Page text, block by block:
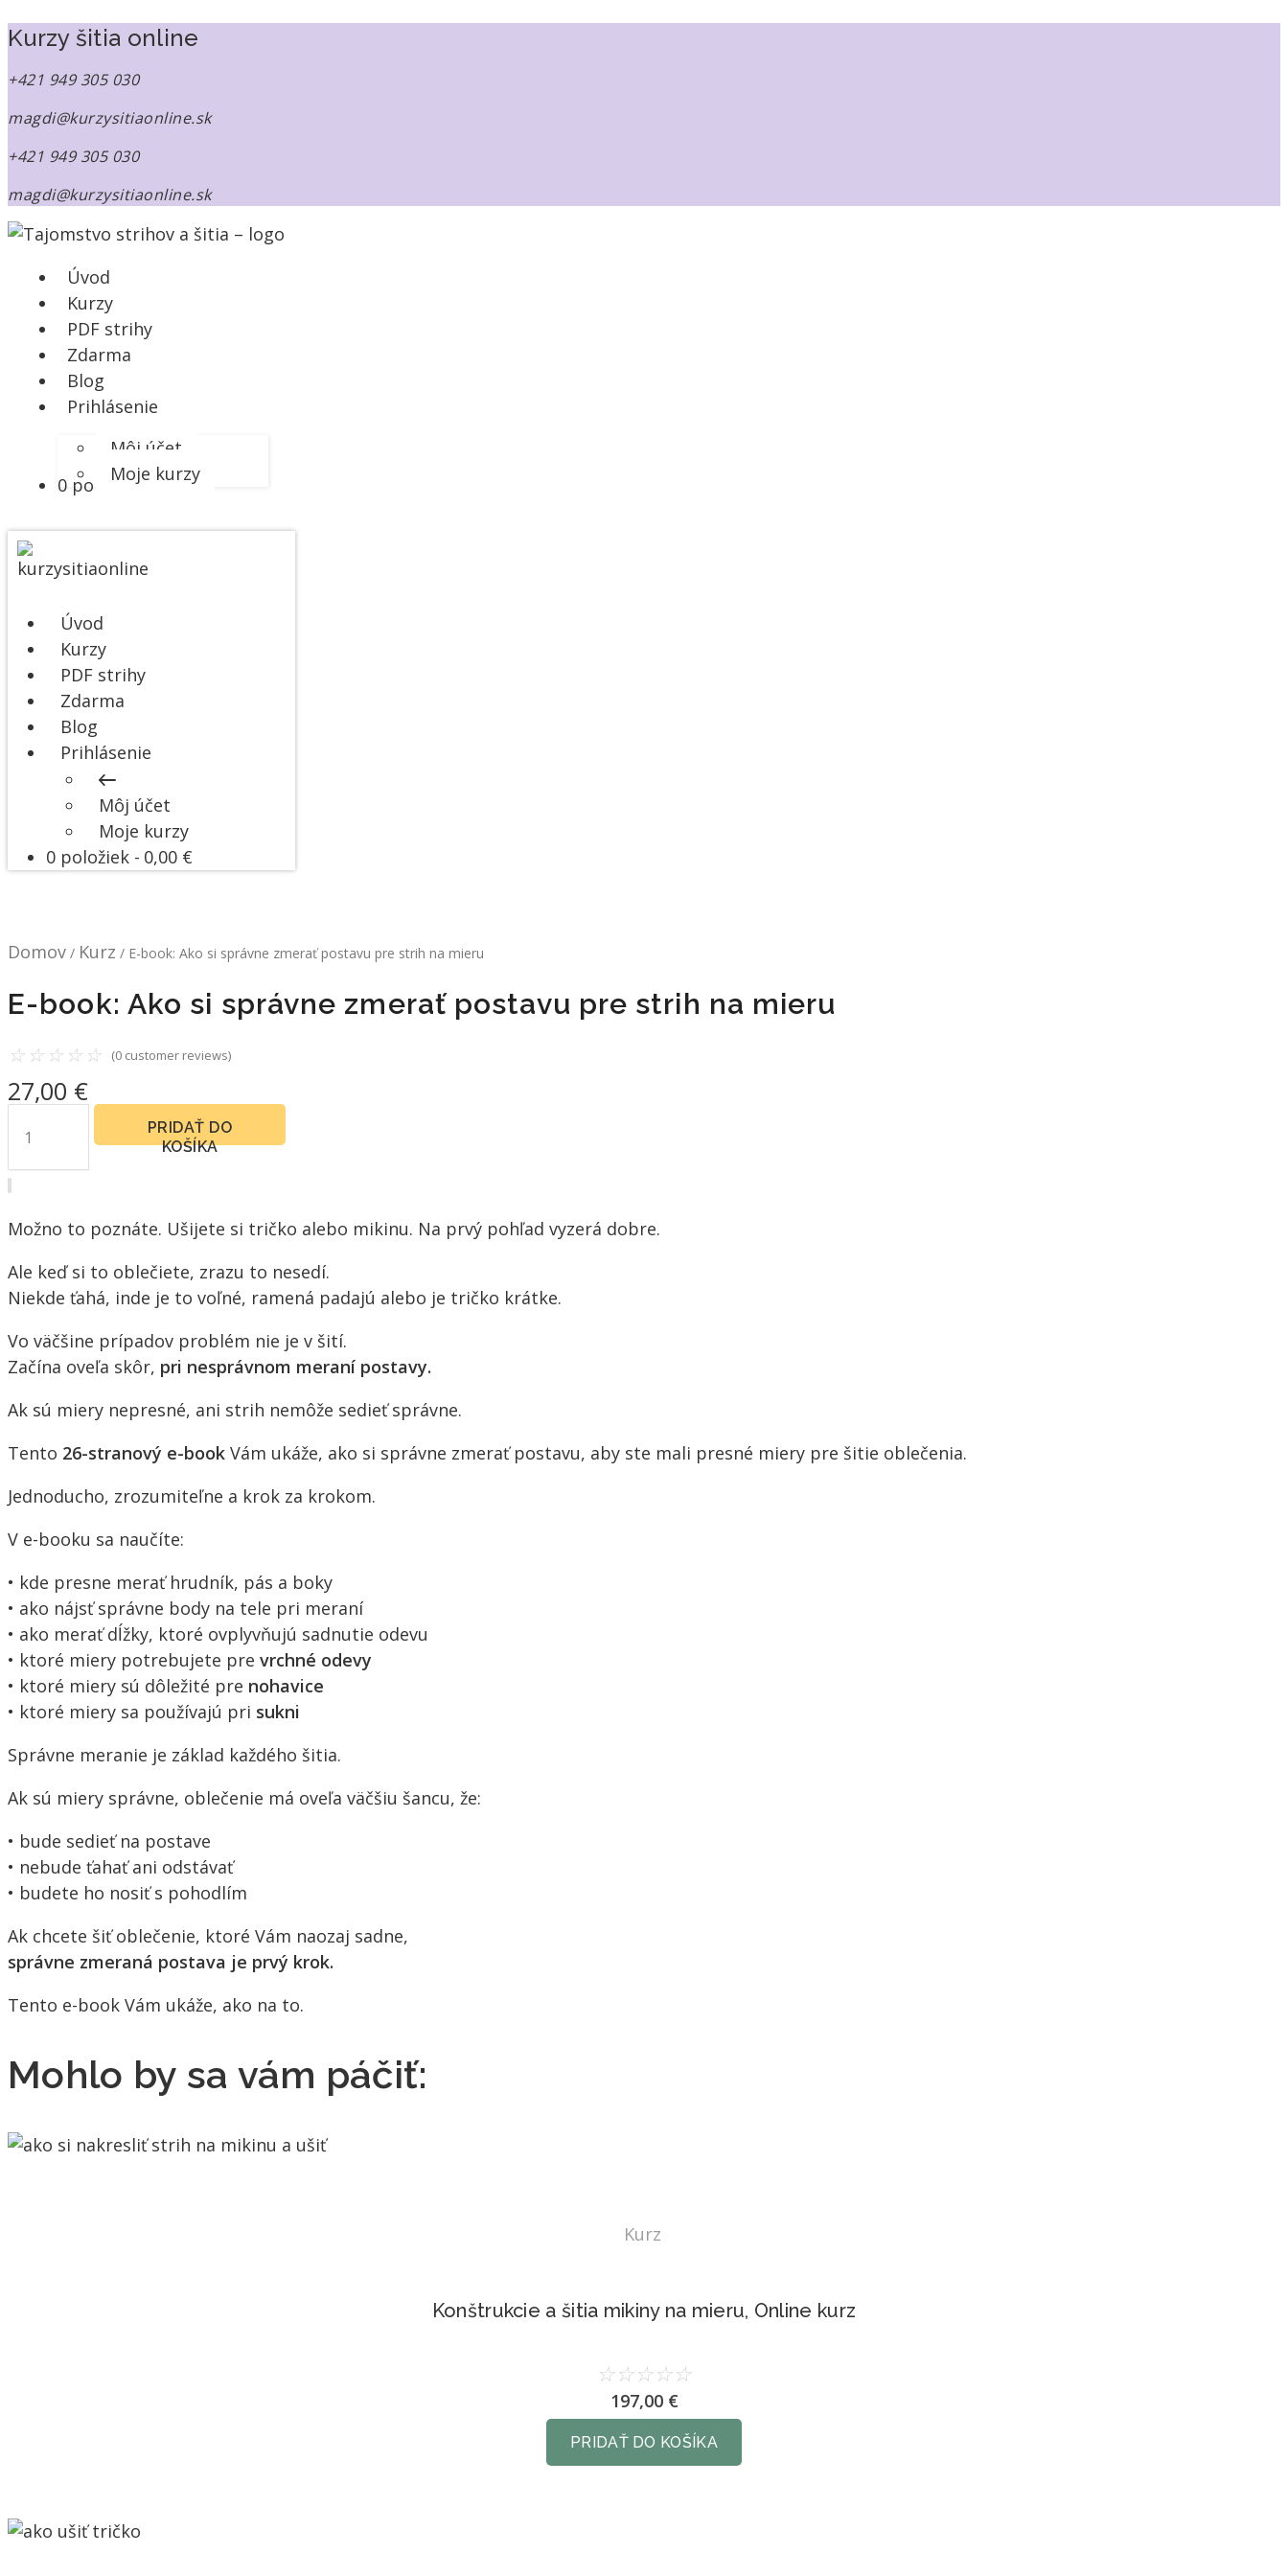
Kurzy šitia online
+421 949 305 030
magdi@kurzysitiaonline.sk
+421 949 305 030
magdi@kurzysitiaonline.sk
Úvod
Kurzy
PDF strihy
Zdarma
Blog
Prihlásenie
Môj účet
Moje kurzy
0 položiek 0,00 €
Úvod
Kurzy
PDF strihy
Zdarma
Blog
Prihlásenie
Môj účet
Moje kurzy
0 položiek
0,00 €
Domov / Kurz / E-book: Ako si správne zmerať postavu pre strih na mieru
E-book: Ako si správne zmerať postavu pre strih na mieru
☆ ☆ ☆ ☆ ☆ (0 customer reviews)
27,00 €
E-
book:
si
zmerať
pre
na
mieru
PRIDAŤ DO
KOŠÍKA
Možno to poznáte. Ušijete si tričko alebo mikinu. Na prvý pohľad vyzerá dobre.
Ale keď si to oblečiete, zrazu to nesedí.
Niekde ťahá, inde je to voľné, ramená padajú alebo je tričko krátke.
Vo väčšine prípadov problém nie je v šití.
Začína oveľa skôr, pri nesprávnom meraní postavy.
Ak sú miery nepresné, ani strih nemôže sedieť správne.
Tento 26-stranový e-book Vám ukáže, ako si správne zmerať postavu, aby ste mali presné miery pre šitie oblečenia.
Jednoducho, zrozumiteľne a krok za krokom.
V e-booku sa naučíte:
• kde presne merať hrudník, pás a boky
• ako nájsť správne body na tele pri meraní
• ako merať dĺžky, ktoré ovplyvňujú sadnutie odevu
• ktoré miery potrebujete pre vrchné odevy
• ktoré miery sú dôležité pre nohavice
• ktoré miery sa používajú pri sukni
Správne meranie je základ každého šitia.
Ak sú miery správne, oblečenie má oveľa väčšiu šancu, že:
• bude sedieť na postave
• nebude ťahať ani odstávať
• budete ho nosiť s pohodlím
Ak chcete šiť oblečenie, ktoré Vám naozaj sadne,
správne zmeraná postava je prvý krok.
Tento e-book Vám ukáže, ako na to.
Mohlo by sa vám páčiť:
Kurz
Konštrukcie a šitia mikiny na mieru, Online kurz
☆☆☆☆☆
197,00 €
PRIDAŤ DO KOŠÍKA